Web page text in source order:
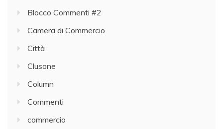
Blocco Commenti #2
Camera di Commercio
Città
Clusone
Column
Commenti
commercio